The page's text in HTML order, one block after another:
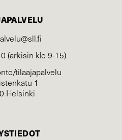
(arkisin klo 9-15)
tilaajapalvelu
1
Helsinki